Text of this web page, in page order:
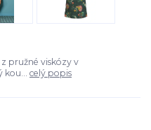
pružné viskózy v
kou... celý popis